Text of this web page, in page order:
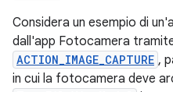
Considera un esempio di
dall'app Fotocamera
ACTION_IMAGE_CAPTURE ,
in cui la fotocamera deve